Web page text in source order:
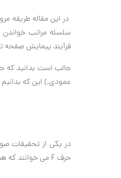
در این مقاله طریقه
سلسله مراتب خواندن
فرآیند پیمایش صفحه
عمودی.) این كه
حرف F می خوانند كه همراه با سه مولفه برجسته است: